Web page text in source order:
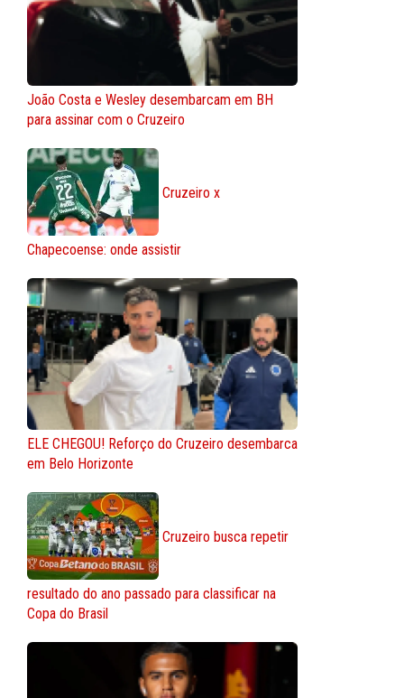
João Costa e Wesley desembarcam em BH
para assinar com o Cruzeiro
Cruzeiro x
Chapecoense: onde assistir
ELE CHEGOU! Reforço do Cruzeiro desembarca
em Belo Horizonte
Cruzeiro busca repetir
resultado do ano passado para classificar na
Copa do Brasil